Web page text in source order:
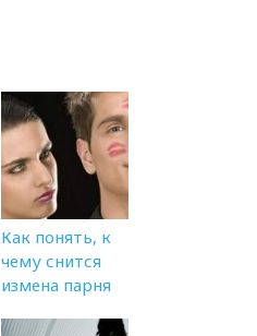
Как понять, к
чему снится
измена парня